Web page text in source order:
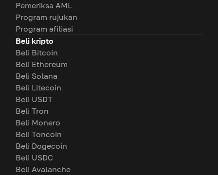
Pemeriksa AML
Program rujukan
Program afiliasi
Beli kripto
Beli Bitcoin
Beli Ethereum
Beli Solana
Beli Litecoin
Beli USDT
Beli Tron
Beli Monero
Beli Toncoin
Beli Dogecoin
Beli USDC
Beli Avalanche